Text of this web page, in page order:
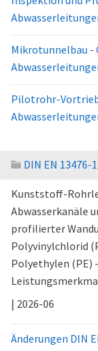
Mikrotunnelbau -
Pilotrohr-
DIN EN 13476-1
Kunststoff-
Abwasserkanäle
profilierter
Polyvinylchlorid
Polyethylen (PE)
| 2026-06
Änderungen DIN